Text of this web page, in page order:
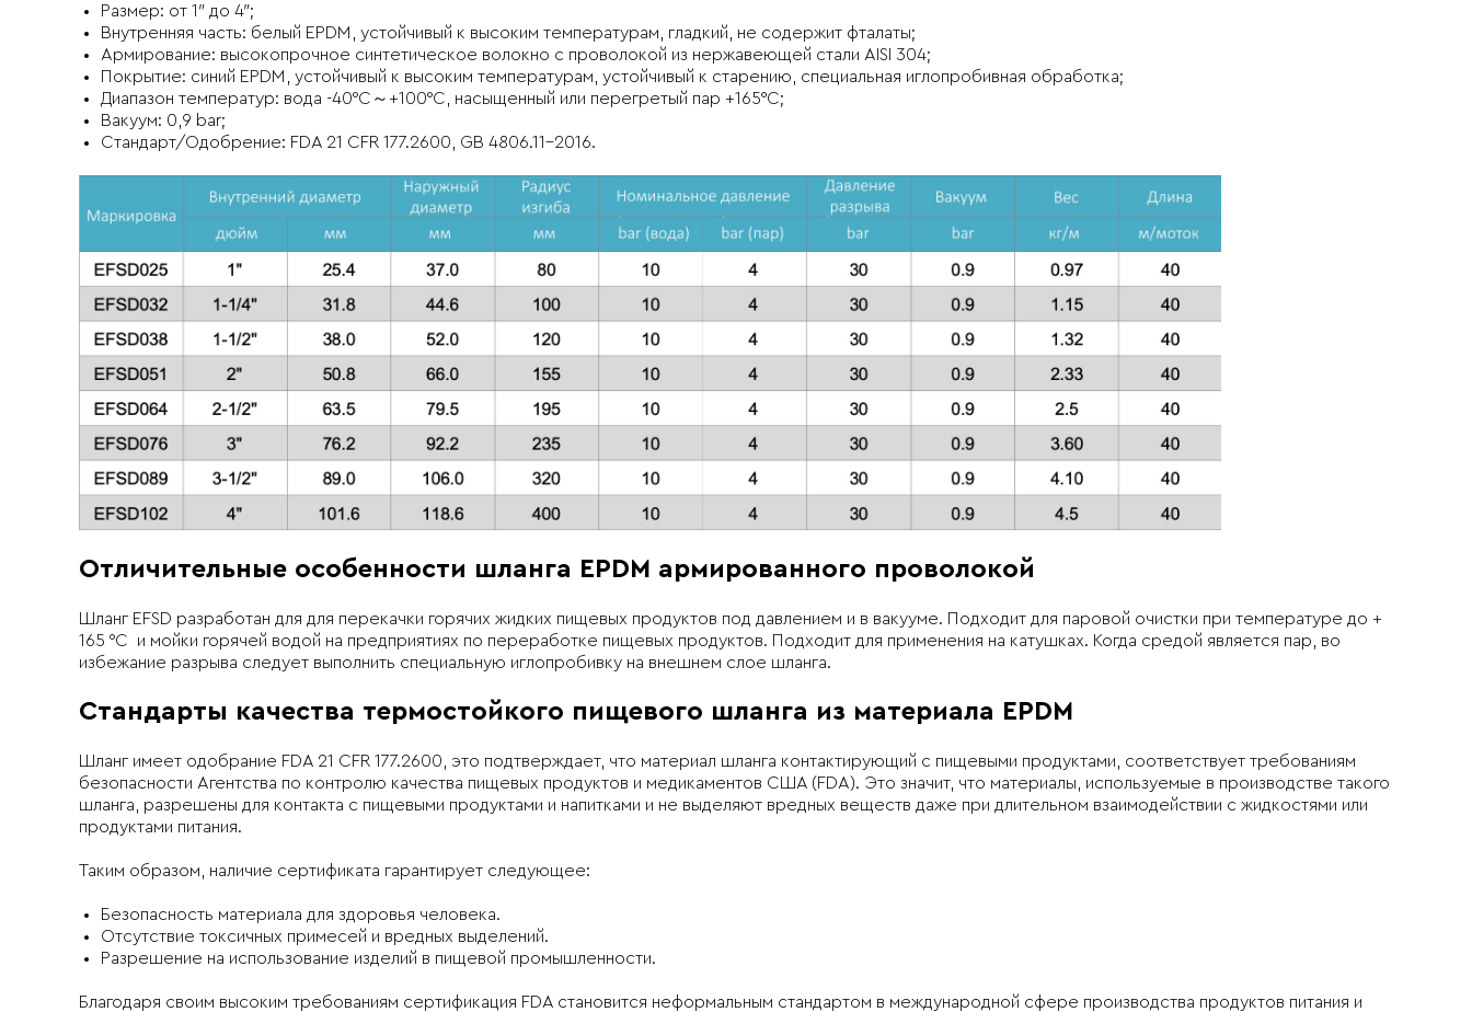
Размер: от 1″ до 4″;
Внутренняя часть: белый EPDM, устойчивый к высоким температурам, гладкий, не содержит фталаты;
Армирование: высокопрочное синтетическое волокно с проволокой из нержавеющей стали AISI 304;
Покрытие: синий EPDM, устойчивый к высоким температурам, устойчивый к старению, специальная иглопробивная обработка;
Диапазон температур: вода -40°C～+100°C, насыщенный или перегретый пар +165°C;
Вакуум: 0,9 bar;
Стандарт/Одобрение: FDA 21 CFR 177.2600, GB 4806.11-2016.
Отличительные особенности шланга EPDM армированного проволокой
Шланг EFSD разработан для для перекачки горячих жидких пищевых продуктов под давлением и в вакууме. Подходит для паровой очистки при температуре до +
165 °C и мойки горячей водой на предприятиях по переработке пищевых продуктов. Подходит для применения на катушках. Когда средой является пар, во
избежание разрыва следует выполнить специальную иглопробивку на внешнем слое шланга.
Стандарты качества термостойкого пищевого шланга из материала EPDM
Шланг имеет одобрание FDA 21 CFR 177.2600, это подтверждает, что материал шланга контактирующий с пищевыми продуктами, соответствует требованиям
безопасности Агентства по контролю качества пищевых продуктов и медикаментов США (FDA). Это значит, что материалы, используемые в производстве такого
шланга, разрешены для контакта с пищевыми продуктами и напитками и не выделяют вредных веществ даже при длительном взаимодействии с жидкостями или
продуктами питания.
Таким образом, наличие сертификата гарантирует следующее:
Безопасность материала для здоровья человека.
Отсутствие токсичных примесей и вредных выделений.
Разрешение на использование изделий в пищевой промышленности.
Благодаря своим высоким требованиям сертификация FDA становится неформальным стандартом в международной сфере производства продуктов питания и